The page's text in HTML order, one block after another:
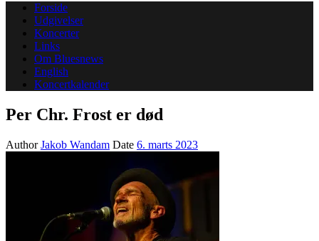
Forside
Udgivelser
Koncerter
Links
Om Bluesnews
English
Koncertkalender
Per Chr. Frost er død
AuthorJakob Wandam Date 6. marts 2023